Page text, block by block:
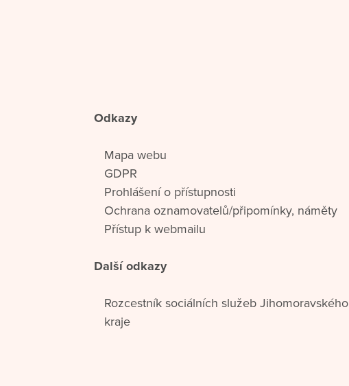
Odkazy
Mapa webu
GDPR
Prohlášení o přístupnosti
Ochrana oznamovatelů/připomínky, náměty
Přístup k webmailu
Další odkazy
Rozcestník sociálních služeb Jihomoravského
kraje